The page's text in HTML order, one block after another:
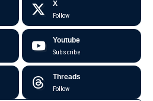
X
Follow
Youtube
Subscribe
Threads
Follow